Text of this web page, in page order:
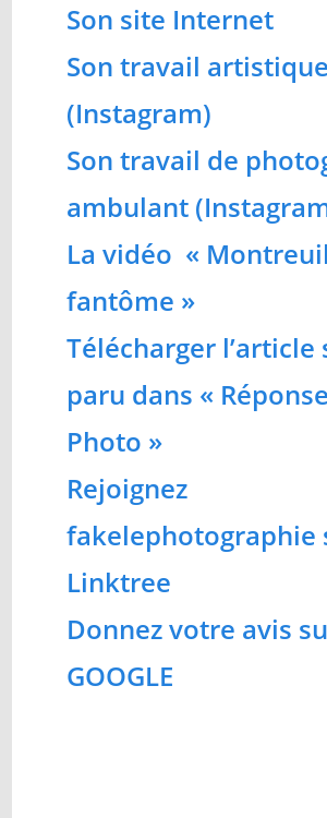
Son site Internet
Son travail artistique
(Instagram)
Son travail de
ambulant
La vidéo « Montreuil
fantôme »
Télécharger l’article
paru dans « Réponse
Photo »
Rejoignez
fakelephotographie
Linktree
Donnez votre avis
GOOGLE